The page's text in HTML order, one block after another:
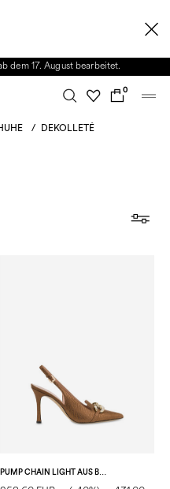
ist unser Kundenservice nicht
dem 17. August bearbeitet.
0
/ DEKOLLETÉ
PUMP CHAIN LIGHT AUS BRAUNEM KALBSLEDER